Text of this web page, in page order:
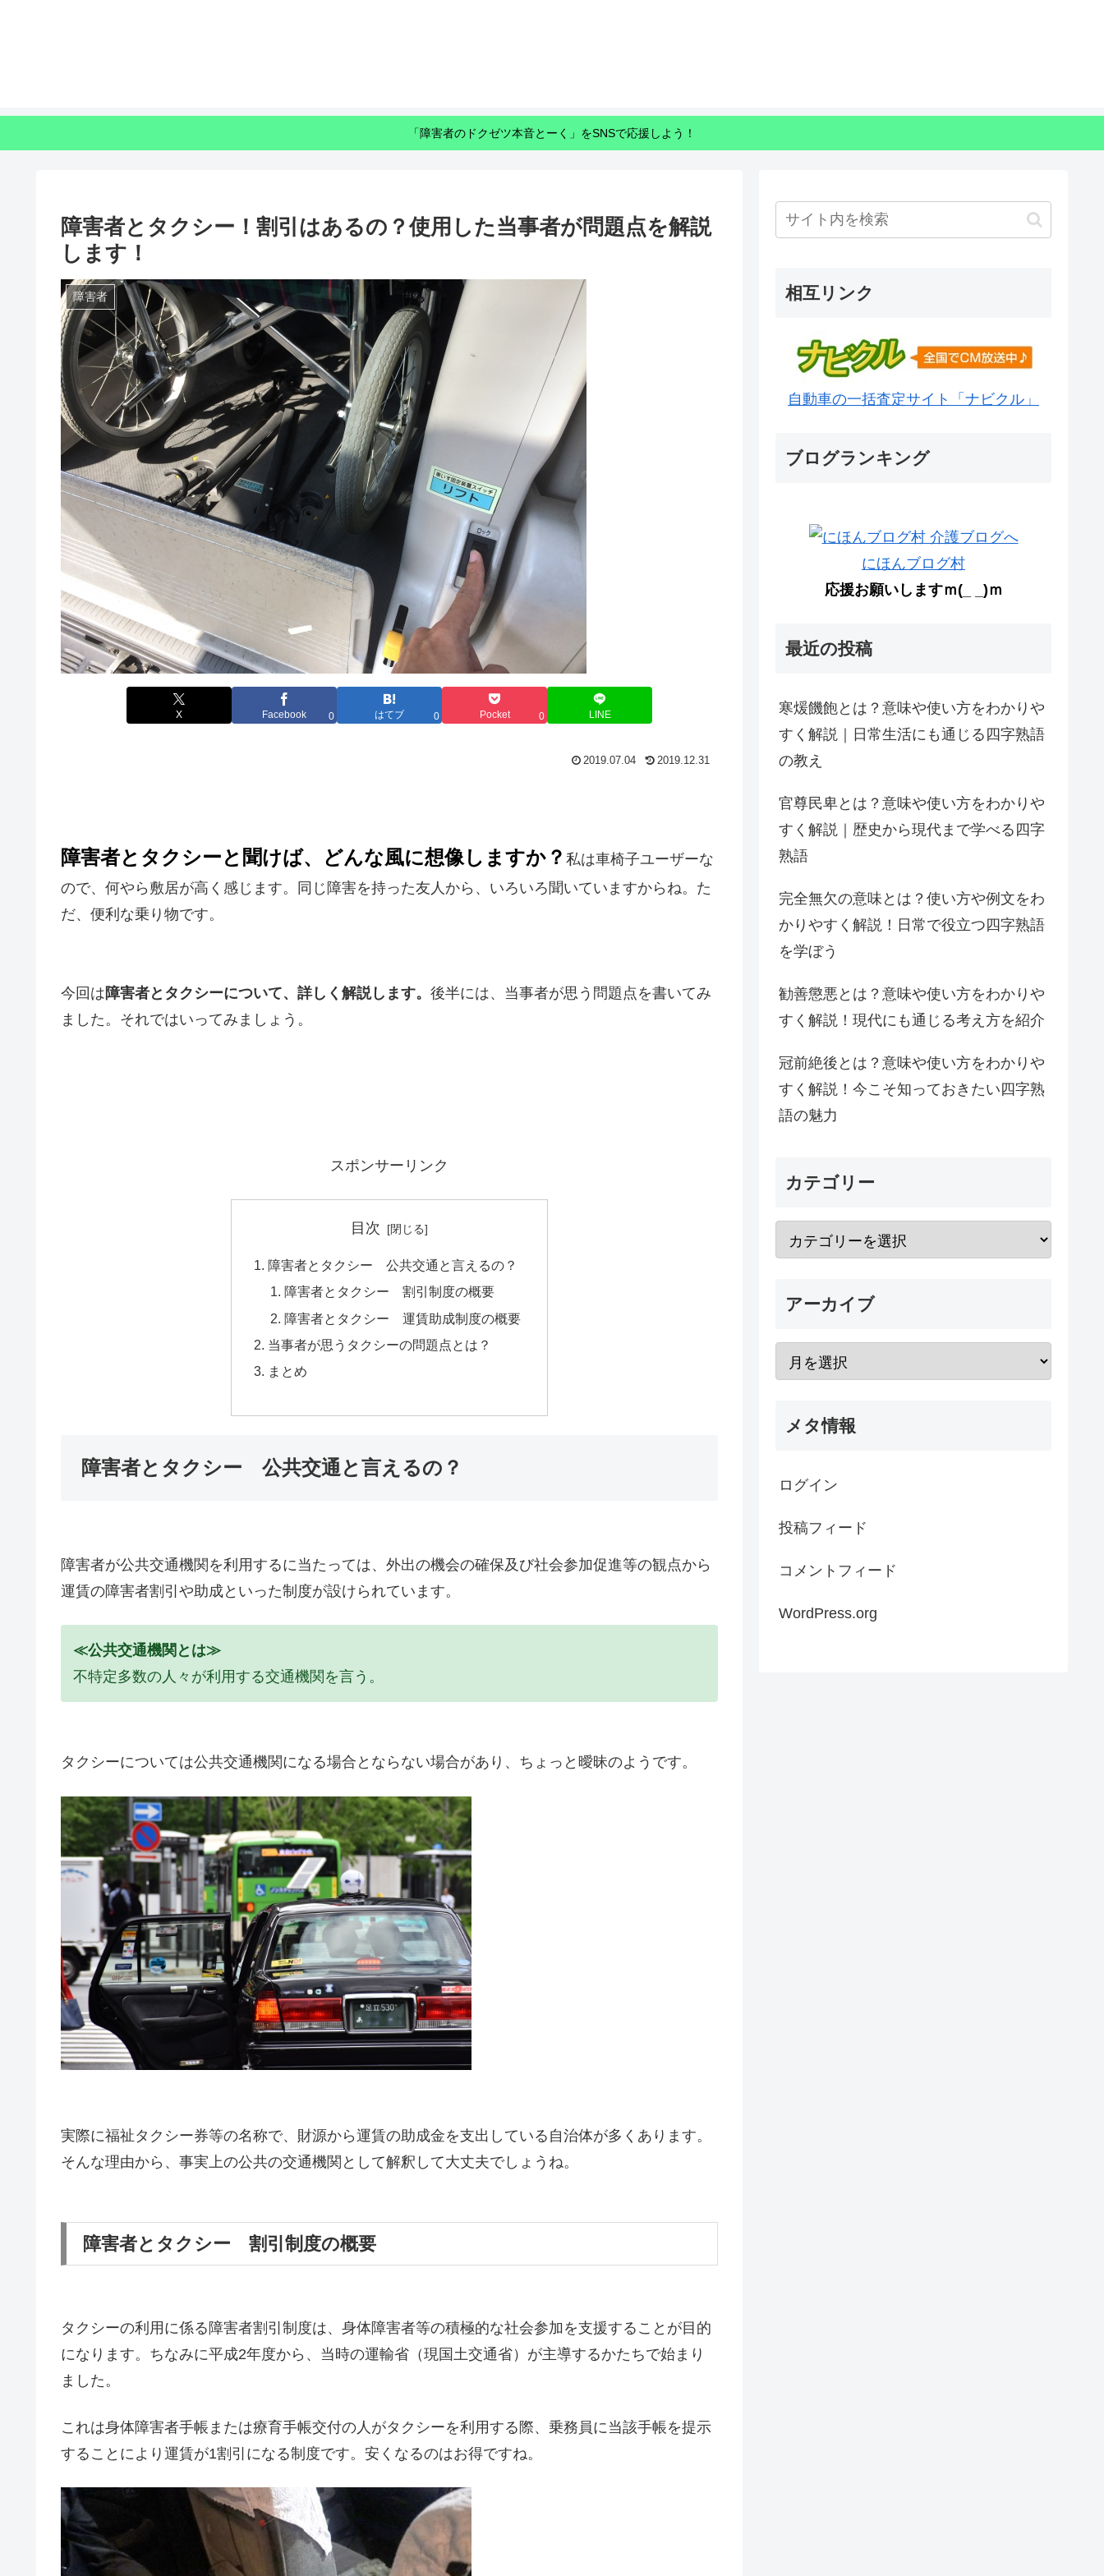
「障害者のドクゼツ本音とーく」をSNSで応援しよう！
障害者とタクシー！割引はあるの？使用した当事者が問題点を解説
します！
障害者
X Facebook 0 はてブ 0 Pocket 0 LINE
2019.07.04 2019.12.31
障害者とタクシーと聞けば、どんな風に想像しますか？ 私は車椅子ユーザーな
ので、何やら敷居が高く感じます。同じ障害を持った友人から、いろいろ聞いていますからね。た
だ、便利な乗り物です。
今回は障害者とタクシーについて、詳しく解説します。 後半には、当事者が思う問題点を書いてみ
ました。それではいってみましょう。
スポンサーリンク
目次
障害者とタクシー 公共交通と言えるの？
障害者とタクシー 割引制度の概要
障害者とタクシー 運賃助成制度の概要
当事者が思うタクシーの問題点とは？
まとめ
障害者とタクシー 公共交通と言えるの？
障害者が公共交通機関を利用するに当たっては、外出の機会の確保及び社会参加促進等の観点から
運賃の障害者割引や助成といった制度が設けられています。
≪公共交通機関とは≫
不特定多数の人々が利用する交通機関を言う。
タクシーについては公共交通機関になる場合とならない場合があり、ちょっと曖昧のようです。
実際に福祉タクシー券等の名称で、財源から運賃の助成金を支出している自治体が多くあります。
そんな理由から、事実上の公共の交通機関として解釈して大丈夫でしょうね。
障害者とタクシー 割引制度の概要
タクシーの利用に係る障害者割引制度は、身体障害者等の積極的な社会参加を支援することが目的
になります。ちなみに平成2年度から、当時の運輸省（現国土交通省）が主導するかたちで始まり
ました。
これは身体障害者手帳または療育手帳交付の人がタクシーを利用する際、乗務員に当該手帳を提示
することにより運賃が1割引になる制度です。安くなるのはお得ですね。
相互リンク
自動車の一括査定サイト「ナビクル」
ブログランキング
にほんブログ村
応援お願いしますｍ(_ _)ｍ
最近の投稿
寒煖饑飽とは？意味や使い方をわかりや
すく解説｜日常生活にも通じる四字熟語
の教え
官尊民卑とは？意味や使い方をわかりや
すく解説｜歴史から現代まで学べる四字
熟語
完全無欠の意味とは？使い方や例文をわ
かりやすく解説！日常で役立つ四字熟語
を学ぼう
勧善懲悪とは？意味や使い方をわかりや
すく解説！現代にも通じる考え方を紹介
冠前絶後とは？意味や使い方をわかりや
すく解説！今こそ知っておきたい四字熟
語の魅力
カテゴリー
アーカイブ
メタ情報
ログイン
投稿フィード
コメントフィード
WordPress.org